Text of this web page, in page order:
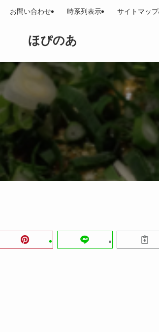
ほぴのあ
お問い合わせ 時系列表示 サイトマップ